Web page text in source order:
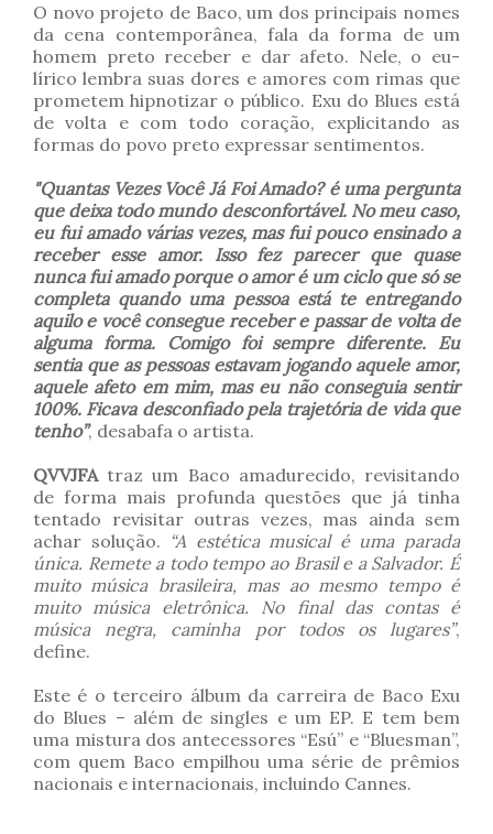
O novo projeto de Baco, um dos principais nomes
da cena contemporânea, fala da forma de um
homem preto receber e dar afeto. Nele, o eu-
lírico lembra suas dores e amores com rimas que
prometem hipnotizar o público. Exu do Blues está
de volta e com todo coração, explicitando as
formas do povo preto expressar sentimentos.
"Quantas Vezes Você Já Foi Amado? é uma pergunta
que deixa todo mundo desconfortável. No meu caso,
eu fui amado várias vezes, mas fui pouco ensinado a
receber esse amor. Isso fez parecer que quase
nunca fui amado porque o amor é um ciclo que só se
completa quando uma pessoa está te entregando
aquilo e você consegue receber e passar de volta de
alguma forma. Comigo foi sempre diferente. Eu
sentia que as pessoas estavam jogando aquele amor,
aquele afeto em mim, mas eu não conseguia sentir
100%. Ficava desconfiado pela trajetória de vida que
tenho”, desabafa o artista.
QVVJFAtraz um Baco amadurecido, revisitando
de forma mais profunda questões que já tinha
tentado revisitar outras vezes, mas ainda sem
achar solução. “A estética musical é uma parada
única. Remete a todo tempo ao Brasil e a Salvador. É
muito música brasileira, mas ao mesmo tempo é
muito música eletrônica. No final das contas é
música negra, caminha por todos os lugares”,
define.
Este é o terceiro álbum da carreira de Baco Exu
do Blues – além de singles e um EP. E tem bem
uma mistura dos antecessores “Esú” e “Bluesman”,
com quem Baco empilhou uma série de prêmios
nacionais e internacionais, incluindo Cannes.